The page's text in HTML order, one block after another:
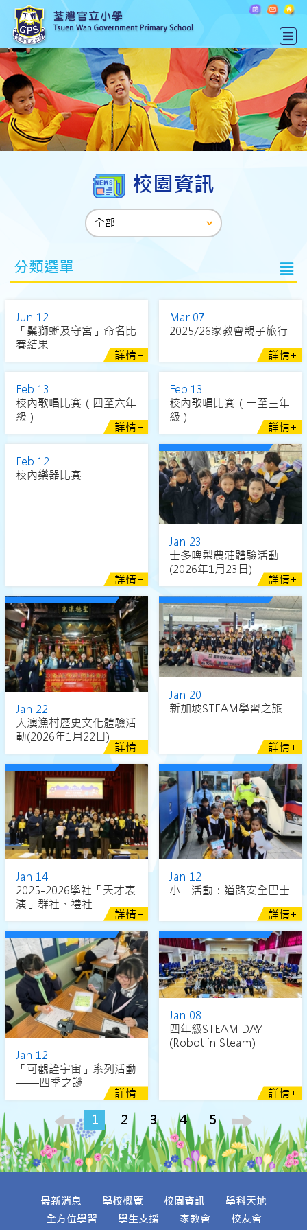
校園資訊
分類選單
Jun 12
「鬃獅蜥及守宮」命名比
賽結果
詳情+
Mar 07
2025/26家教會親子旅行
詳情+
Feb 13
校內歌唱比賽（四至六年
級）
詳情+
Feb 13
校內歌唱比賽（一至三年
級）
詳情+
Feb 12
校內樂器比賽
詳情+
Jan 23
士多啤梨農莊體驗活動
(2026年1月23日)
詳情+
Jan 22
大澳漁村歷史文化體驗活
動(2026年1月22日)
詳情+
Jan 20
新加坡STEAM學習之旅
詳情+
Jan 14
2025-2026學社「天才表
演」群社、禮社
詳情+
Jan 12
小一活動：道路安全巴士
詳情+
Jan 12
「可觀詮宇宙」系列活動
——四季之謎
詳情+
Jan 08
四年級STEAM DAY
(Robot in Steam)
詳情+
1 2 3 4 5
最新消息 學校概覽 校園資訊
學科天地
全方位學習
學生支援 家教會 校友會